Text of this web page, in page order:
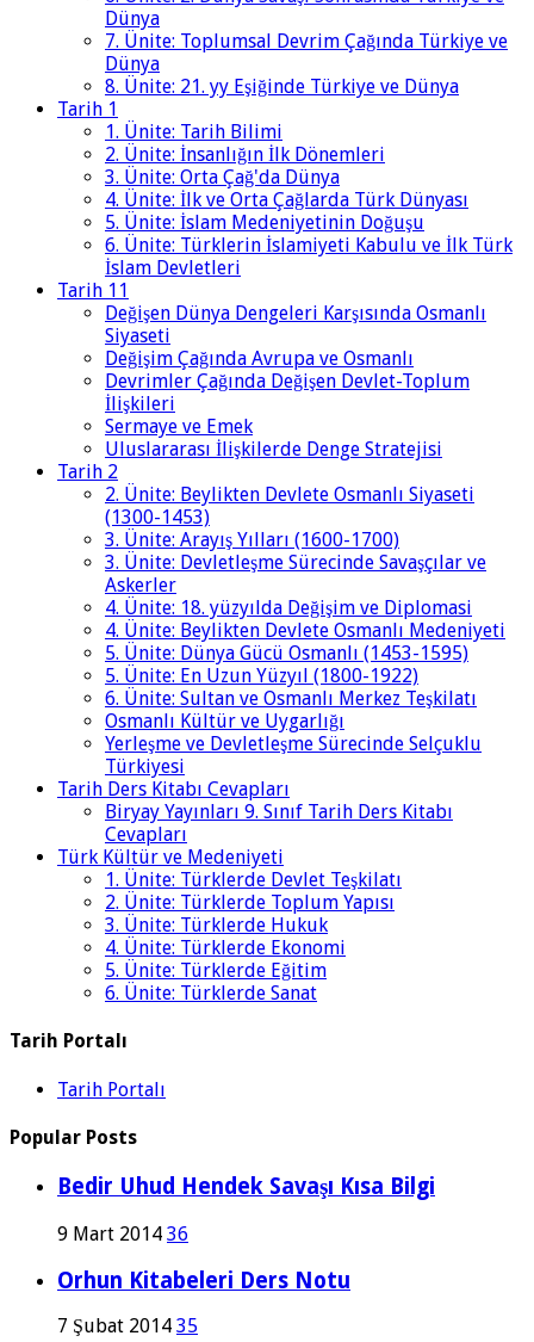
Dünya
7. Ünite: Toplumsal Devrim Çağında Türkiye ve
Dünya
8. Ünite: 21. yy Eşiğinde Türkiye ve Dünya
Tarih 1
1. Ünite: Tarih Bilimi
2. Ünite: İnsanlığın İlk Dönemleri
3. Ünite: Orta Çağ'da Dünya
4. Ünite: İlk ve Orta Çağlarda Türk Dünyası
5. Ünite: İslam Medeniyetinin Doğuşu
6. Ünite: Türklerin İslamiyeti Kabulu ve İlk Türk
İslam Devletleri
Tarih 11
Değişen Dünya Dengeleri Karşısında Osmanlı
Siyaseti
Değişim Çağında Avrupa ve Osmanlı
Devrimler Çağında Değişen Devlet-Toplum
İlişkileri
Sermaye ve Emek
Uluslararası İlişkilerde Denge Stratejisi
Tarih 2
2. Ünite: Beylikten Devlete Osmanlı Siyaseti
(1300-1453)
3. Ünite: Arayış Yılları (1600-1700)
3. Ünite: Devletleşme Sürecinde Savaşçılar ve
Askerler
4. Ünite: 18. yüzyılda Değişim ve Diplomasi
4. Ünite: Beylikten Devlete Osmanlı Medeniyeti
5. Ünite: Dünya Gücü Osmanlı (1453-1595)
5. Ünite: En Uzun Yüzyıl (1800-1922)
6. Ünite: Sultan ve Osmanlı Merkez Teşkilatı
Osmanlı Kültür ve Uygarlığı
Yerleşme ve Devletleşme Sürecinde Selçuklu
Türkiyesi
Tarih Ders Kitabı Cevapları
Biryay Yayınları 9. Sınıf Tarih Ders Kitabı
Cevapları
Türk Kültür ve Medeniyeti
1. Ünite: Türklerde Devlet Teşkilatı
2. Ünite: Türklerde Toplum Yapısı
3. Ünite: Türklerde Hukuk
4. Ünite: Türklerde Ekonomi
5. Ünite: Türklerde Eğitim
6. Ünite: Türklerde Sanat
Tarih Portalı
Tarih Portalı
Popular Posts
Bedir Uhud Hendek Savaşı Kısa Bilgi
9 Mart 2014 36
Orhun Kitabeleri Ders Notu
7 Şubat 2014 35